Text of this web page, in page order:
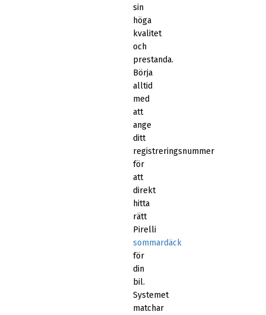
sin
höga
kvalitet
och
prestanda.
Börja
alltid
med
att
ange
ditt
registreringsnummer
för
att
direkt
hitta
rätt
Pirelli
sommardäck
för
din
bil.
Systemet
matchar